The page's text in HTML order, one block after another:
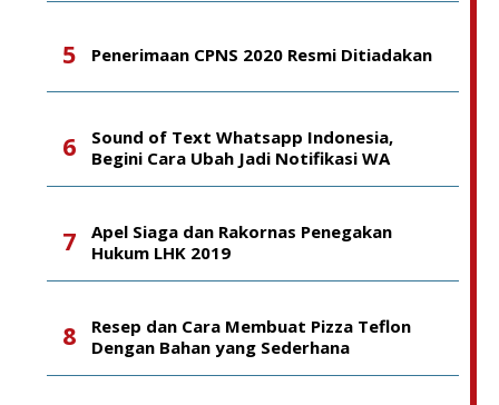
Penerimaan CPNS 2020 Resmi Ditiadakan
Sound of Text Whatsapp Indonesia,
Begini Cara Ubah Jadi Notifikasi WA
Apel Siaga dan Rakornas Penegakan
Hukum LHK 2019
Resep dan Cara Membuat Pizza Teflon
Dengan Bahan yang Sederhana